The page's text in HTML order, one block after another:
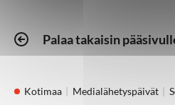
Palaa takaisin
Kotimaa Medialähetyspäivät